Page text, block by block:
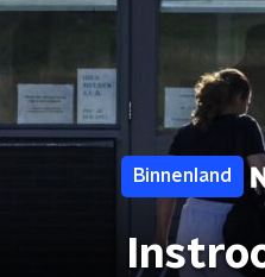
Binnenland